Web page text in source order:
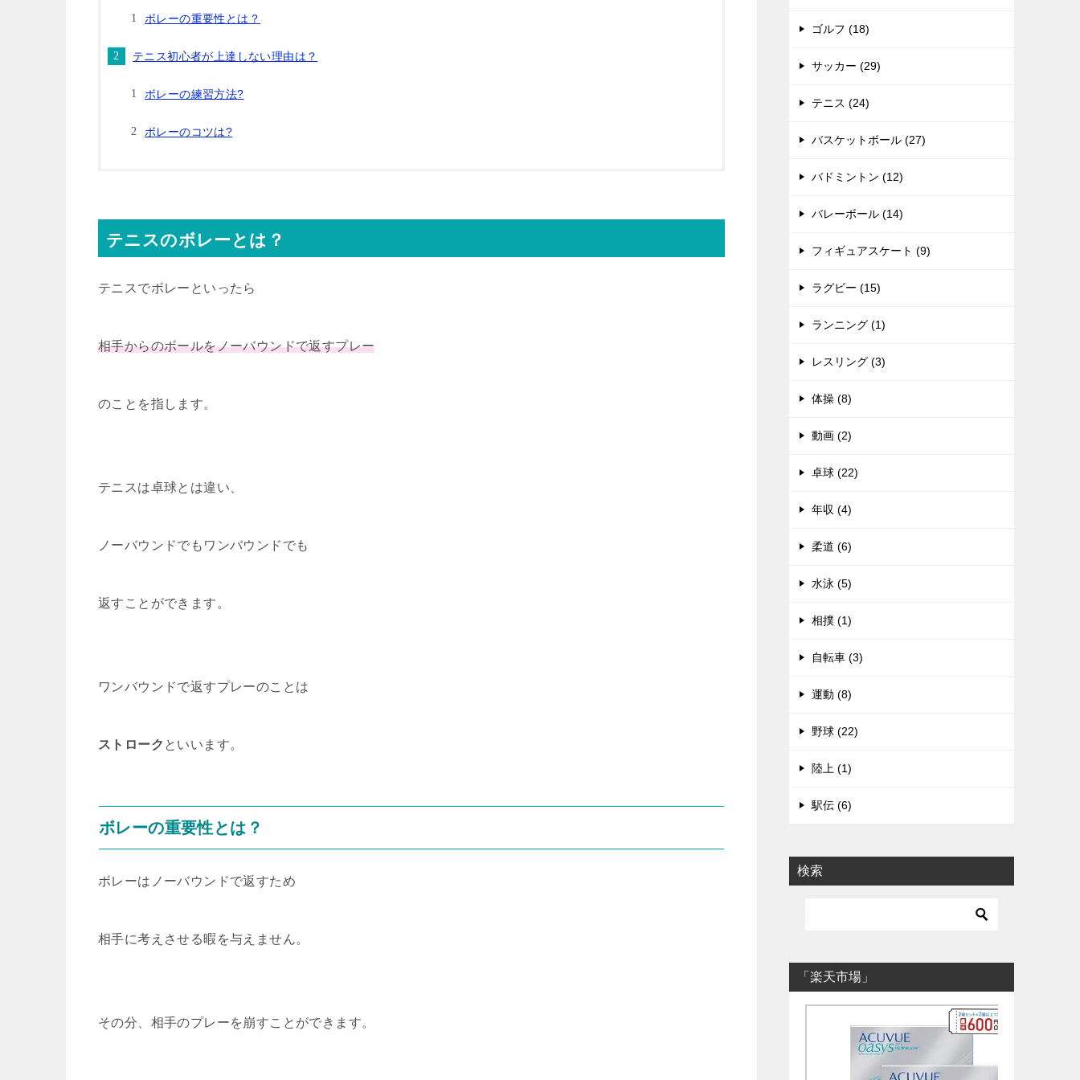
ボレーの重要性とは？
テニス初心者が上達しない理由は？
ボレーの練習方法?
ボレーのコツは?
テニスのボレーとは？
テニスでボレーといったら
相手からのボールをノーバウンドで返すプレー
のことを指します。
テニスは卓球とは違い、
ノーバウンドでもワンバウンドでも
返すことができます。
ワンバウンドで返すプレーのことは
ストローク といいます。
ボレーの重要性とは？
ボレーはノーバウンドで返すため
相手に考えさせる暇を与えません。
その分、相手のプレーを崩すことができます。
ゴルフ (18)
サッカー (29)
テニス (24)
バスケットボール (27)
バドミントン (12)
バレーボール (14)
フィギュアスケート (9)
ラグビー (15)
ランニング (1)
レスリング (3)
体操 (8)
動画 (2)
卓球 (22)
年収 (4)
柔道 (6)
水泳 (5)
相撲 (1)
自転車 (3)
運動 (8)
野球 (22)
陸上 (1)
駅伝 (6)
検索
「楽天市場」